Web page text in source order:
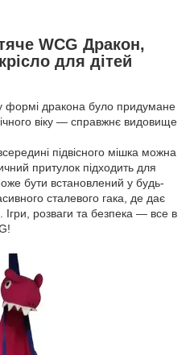
WCG Дракон,
для дітей
формі дракона було придумане
віку — справжнє видовище
підвісного мішка можна
притулок підходить для
бути встановлений у будь-
сталевого гака, де дає
Ігри, розваги та безпека — все в